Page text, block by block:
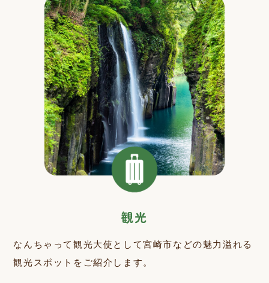
観光
なんちゃって観光大使として宮崎市などの魅力溢れる
観光スポットをご紹介します。